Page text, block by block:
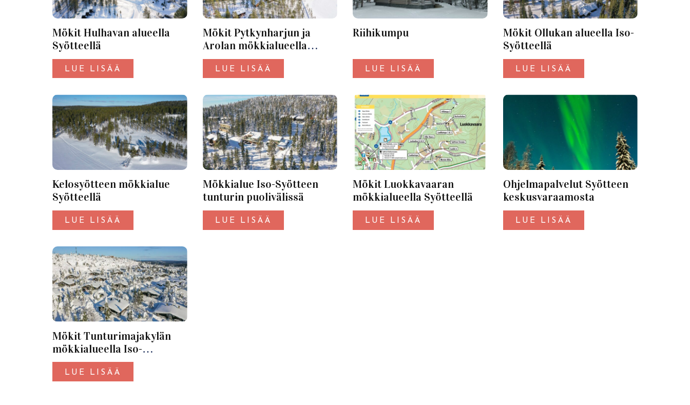
Mökit Hulhavan alueella
Syötteellä
LUE LISÄÄ
Mökit Pytkynharjun ja
Arolan mökkialueella
Syötteellä
LUE LISÄÄ
Riihikumpu
LUE LISÄÄ
Mökit Ollukan alueella Iso-
Syötteellä
LUE LISÄÄ
Kelosyötteen mökkialue
Syötteellä
LUE LISÄÄ
Mökkialue Iso-Syötteen
tunturin puolivälissä
LUE LISÄÄ
Mökit Luokkavaaran
mökkialueella Syötteellä
LUE LISÄÄ
Ohjelmapalvelut Syötteen
keskusvaraamosta
LUE LISÄÄ
Mökit Tunturimajakylän
mökkialueella Iso-
Syötteellä
LUE LISÄÄ